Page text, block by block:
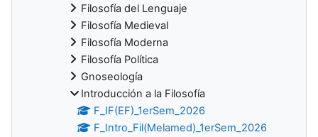
Filosofía del Lenguaje
Filosofía Medieval
Filosofía Moderna
Filosofía Política
Gnoseología
Introducción a la Filosofía
F_IF(EF)_1erSem_2026
F_Intro_Fil(Melamed)_1erSem_2026